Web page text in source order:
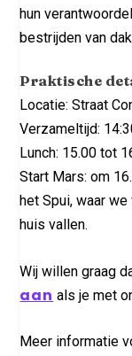
hun
bestrijden van
Praktische
Locatie: Straat
Verzameltijd:
Lunch: 15.00 tot
Start Mars: om
het Spui, waar
huis vallen.
Wij willen graag
aan als je met
Meer informatie